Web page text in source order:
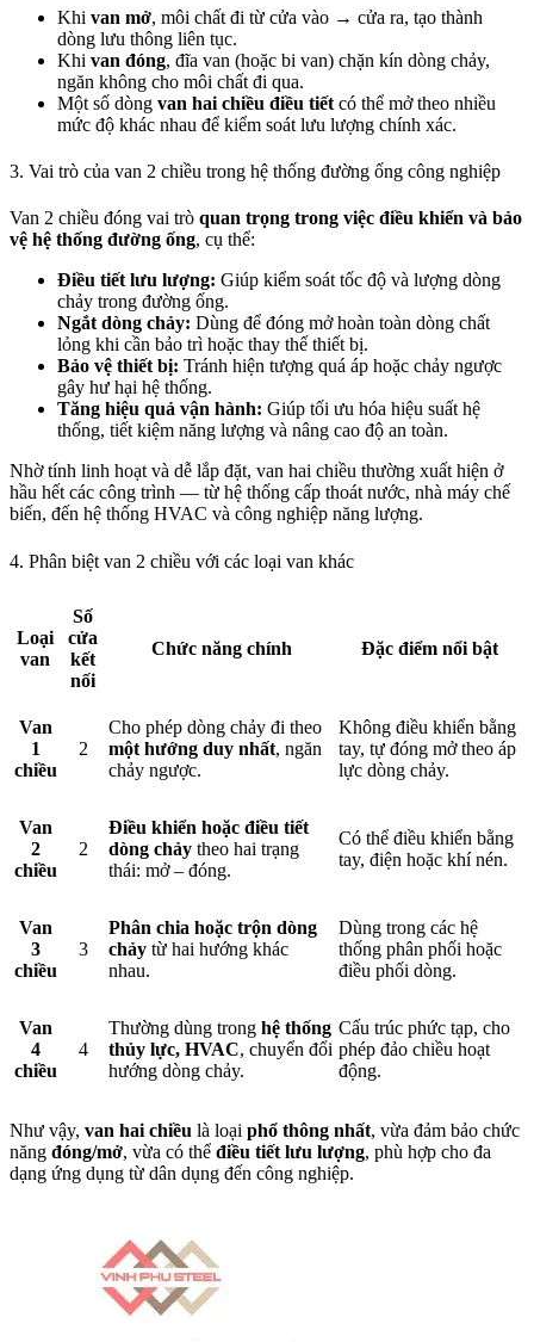
Khi van mở, môi chất đi từ cửa vào → cửa ra, tạo thành
dòng lưu thông liên tục.
Khi van đóng, đĩa van (hoặc bi van) chặn kín dòng chảy,
ngăn không cho môi chất đi qua.
Một số dòng van hai chiều điều tiết có thể mở theo nhiều
mức độ khác nhau để kiểm soát lưu lượng chính xác.
3. Vai trò của van 2 chiều trong hệ thống đường ống công nghiệp
Van 2 chiều đóng vai trò quan trọng trong việc điều khiển và bảo
vệ hệ thống đường ống, cụ thể:
Điều tiết lưu lượng: Giúp kiểm soát tốc độ và lượng dòng
chảy trong đường ống.
Ngắt dòng chảy: Dùng để đóng mở hoàn toàn dòng chất
lỏng khi cần bảo trì hoặc thay thế thiết bị.
Bảo vệ thiết bị: Tránh hiện tượng quá áp hoặc chảy ngược
gây hư hại hệ thống.
Tăng hiệu quả vận hành: Giúp tối ưu hóa hiệu suất hệ
thống, tiết kiệm năng lượng và nâng cao độ an toàn.
Nhờ tính linh hoạt và dễ lắp đặt, van hai chiều thường xuất hiện ở
hầu hết các công trình — từ hệ thống cấp thoát nước, nhà máy chế
biến, đến hệ thống HVAC và công nghiệp năng lượng.
4. Phân biệt van 2 chiều với các loại van khác
Loại
van
Số
cửa
kết
nối
Chức năng chính Đặc điểm nổi bật
Van
1
chiều
2
Cho phép dòng chảy đi theo
một hướng duy nhất, ngăn
chảy ngược.
Không điều khiển bằng
tay, tự đóng mở theo áp
lực dòng chảy.
Van
2
chiều
2
Điều khiển hoặc điều tiết
dòng chảy theo hai trạng
thái: mở – đóng.
Có thể điều khiển bằng
tay, điện hoặc khí nén.
Van
3
chiều
3
Phân chia hoặc trộn dòng
chảy từ hai hướng khác
nhau.
Dùng trong các hệ
thống phân phối hoặc
điều phối dòng.
Van
4
chiều
4
Thường dùng trong hệ thống
thủy lực, HVAC, chuyển đổi
hướng dòng chảy.
Cấu trúc phức tạp, cho
phép đảo chiều hoạt
động.
Như vậy, van hai chiều là loại phổ thông nhất, vừa đảm bảo chức
năng đóng/mở, vừa có thể điều tiết lưu lượng, phù hợp cho đa
dạng ứng dụng từ dân dụng đến công nghiệp.